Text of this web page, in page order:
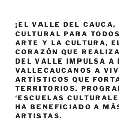
¡EL VALLE DEL CAUCA,
CULTURAL PARA
ARTE Y LA CULTURA,
CORAZÓN QUE
DEL VALLE IMPULSA A
VALLECAUCANOS A
ARTÍSTICOS QUE
TERRITORIOS.
‘ESCUELAS
HA BENEFICIADO A
ARTISTAS.